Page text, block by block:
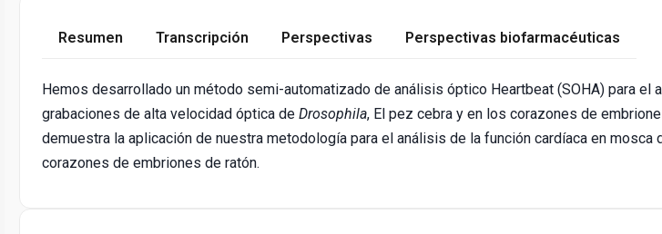
Resumen Transcripción Perspectivas Perspectivas biofarmacéuticas
Hemos desarrollado un método semi-automatizado de análisis óptico Heartbeat (SOHA) para el
grabaciones de alta velocidad óptica de Drosophila, El pez cebra y en los corazones de
demuestra la aplicación de nuestra metodología para el análisis de la función cardíaca en mosca
corazones de embriones de ratón.